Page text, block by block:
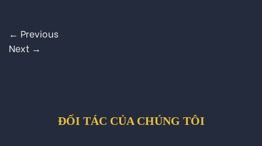
← Previous
Next →
ĐỐI TÁC CỦA CHÚNG TÔI